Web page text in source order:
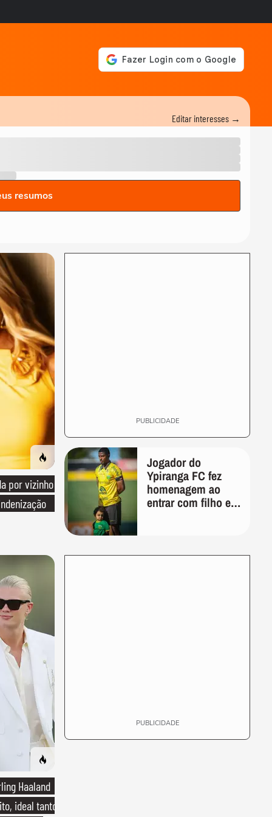
Editar interesses →
resumos
por vizinho
PUBLICIDADE
Haaland
ideal tanto
Jogador do
Ypiranga FC fez
homenagem ao
entrar com filho em
PUBLICIDADE